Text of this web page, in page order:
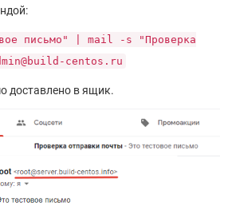
письмо" | mail -s "Проверка
centos.ru
доставлено в ящик.